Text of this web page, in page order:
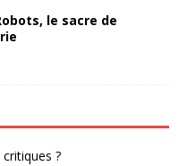
le sacre de
?